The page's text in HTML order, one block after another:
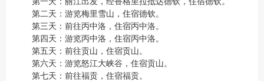
第二天：游览梅里雪山，住宿德钦。
第三天：前往丙中洛，住宿丙中洛。
第四天：游览丙中洛，住宿丙中洛。
第五天：前往贡山，住宿贡山。
第六天：游览怒江大峡谷，住宿贡山。
第七天：前往福贡，住宿福贡。